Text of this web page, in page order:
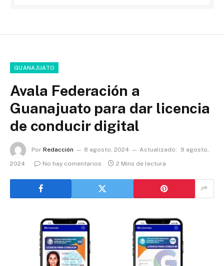
GUANAJUATO
Avala Federación a
Guanajuato para dar licencia
de conducir digital
Por Redacción 8 agosto, 2024 Actualizado:
9 agosto,
2024
No hay comentarios 2 Mins de lectura